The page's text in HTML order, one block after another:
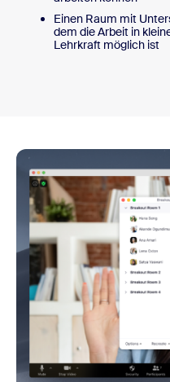
Einen Raum mit
dem die Arbeit in
Lehrkraft möglich ist